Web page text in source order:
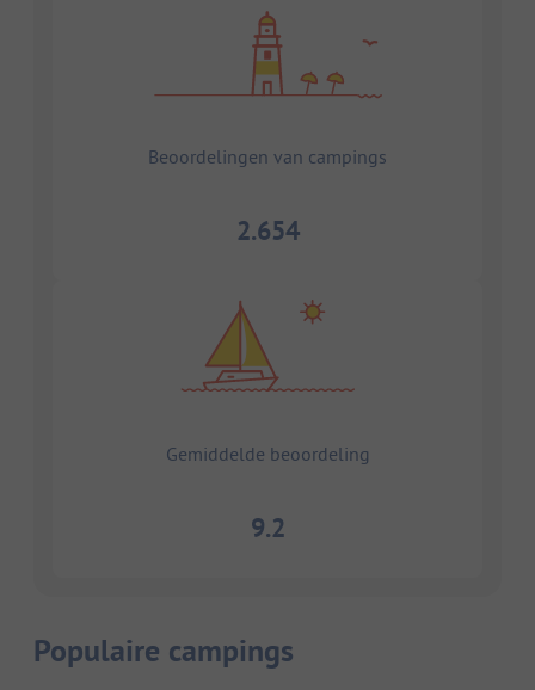
Beoordelingen van campings
2.654
Gemiddelde beoordeling
9.2
Populaire campings